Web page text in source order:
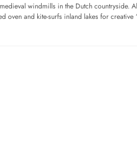
windmills in the Dutch countryside.
oven and kite-surfs inland lakes for creative